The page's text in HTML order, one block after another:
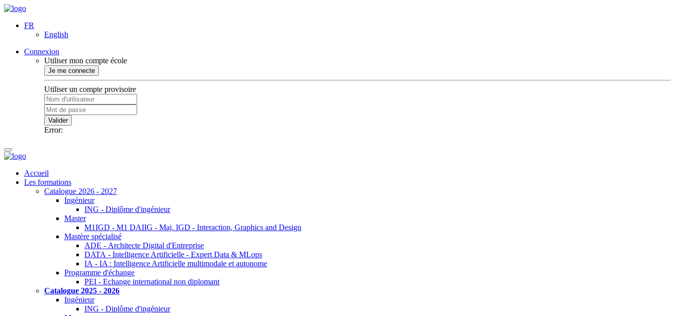
FR
English
Connexion
Utiliser mon compte école
Je me connecte
Utiliser un compte provisoire
Valider
Error:
Accueil
Les formations
Catalogue 2026 - 2027
Ingénieur
ING - Diplôme d'ingénieur
Master
M1IGD - M1 DAIIG - Maj. IGD - Interaction, Graphics and Design
Mastère spécialisé
ADE - Architecte Digital d'Entreprise
DATA - Intelligence Artificielle - Expert Data & MLops
IA - IA : Intelligence Artificielle multimodale et autonome
Programme d'échange
PEI - Echange international non diplomant
Catalogue 2025 - 2026
Ingénieur
ING - Diplôme d'ingénieur